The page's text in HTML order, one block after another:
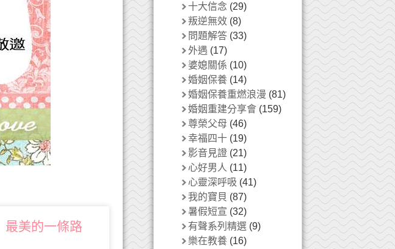
最美的一條路
十大信念 (29)
叛逆無效(8)
問題解答(33)
外遇 (17)
婆媳關係 (10)
婚姻保養(14)
婚姻保養重燃浪漫 (81)
婚姻重建分享會(159)
尊榮父母 (46)
幸福四十(19)
影音見證(21)
心好男人 (11)
心靈深呼吸 (41)
我的寶貝 (87)
暑假短宣 (32)
有聲系列精選(9)
樂在教養(16)